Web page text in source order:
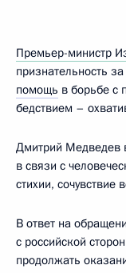
Премьер-министр
признательность
помощь в борьбе с
бедствием –
Дмитрий Медведев
в связи с
стихии, сочувствие
В ответ на
с российской
продолжать